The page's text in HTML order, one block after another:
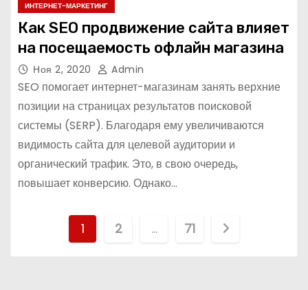
ИНТЕРНЕТ-МАРКЕТИНГ
Как SEO продвижение сайта влияет
на посещаемость офлайн магазина
Ноя 2, 2020 Admin
SEO помогает интернет-магазинам занять верхние
позиции на страницах результатов поисковой
системы (SERP). Благодаря ему увеличиваются
видимость сайта для целевой аудитории и
органический трафик. Это, в свою очередь,
повышает конверсию. Однако…
1 2 … 71